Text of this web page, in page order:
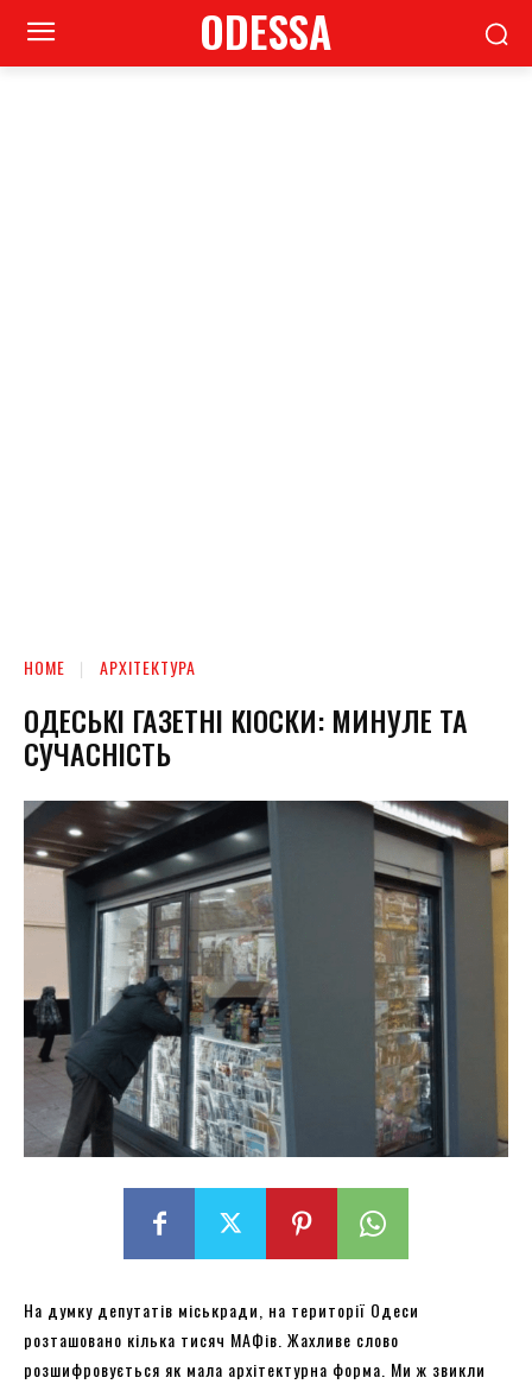
ODESSA
HOME АРХІТЕКТУРА
ОДЕСЬКІ ГАЗЕТНІ КІОСКИ: МИНУЛЕ ТА
СУЧАСНІСТЬ
На думку депутатів міськради, на території Одеси
розташовано кілька тисяч МАФів. Жахливе слово
розшифровується як мала архітектурна форма. Ми ж звикли